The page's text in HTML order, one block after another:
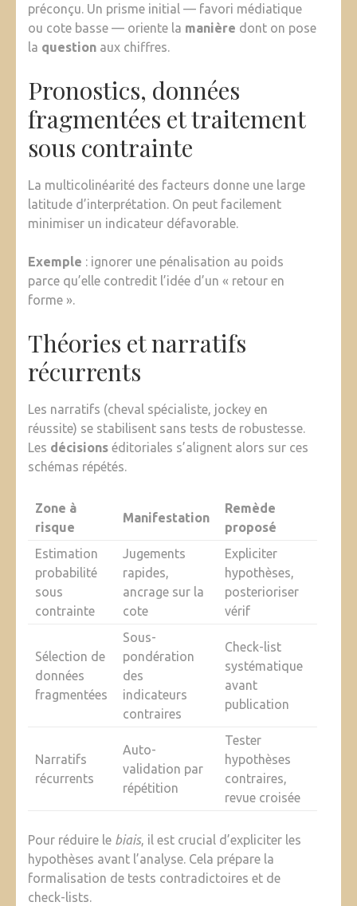
préconçu. Un prisme initial — favori médiatique
ou cote basse — oriente la manière dont on pose
la question aux chiffres.
Pronostics, données
fragmentées et traitement
sous contrainte
La multicolinéarité des facteurs donne une large
latitude d’interprétation. On peut facilement
minimiser un indicateur défavorable.
Exemple : ignorer une pénalisation au poids
parce qu’elle contredit l’idée d’un « retour en
forme ».
Théories et narratifs
récurrents
Les narratifs (cheval spécialiste, jockey en
réussite) se stabilisent sans tests de robustesse.
Les décisions éditoriales s’alignent alors sur ces
schémas répétés.
Zone à
risque
Manifestation
Remède
proposé
Estimation
probabilité
sous
contrainte
Jugements
rapides,
ancrage sur la
cote
Expliciter
hypothèses,
posterioriser
vérif
Sélection de
données
fragmentées
Sous-
pondération
des
indicateurs
contraires
Check-list
systématique
avant
publication
Narratifs
récurrents
Auto-
validation par
répétition
Tester
hypothèses
contraires,
revue croisée
Pour réduire le biais, il est crucial d’expliciter les
hypothèses avant l’analyse. Cela prépare la
formalisation de tests contradictoires et de
check-lists.